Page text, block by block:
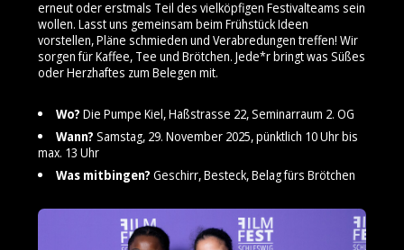
erneut oder erstmals Teil des vielköpfigen Festivalteams sein
wollen. Lasst uns gemeinsam beim Frühstück Ideen
vorstellen, Pläne schmieden und Verabredungen treffen! Wir
sorgen für Kaffee, Tee und Brötchen. Jede*r bringt was Süßes
oder Herzhaftes zum Belegen mit.
Wo? Die Pumpe Kiel, Haßstrasse 22, Seminarraum 2. OG
Wann? Samstag, 29. November 2025, pünktlich 10 Uhr bis
max. 13 Uhr
Was mitbingen? Geschirr, Besteck, Belag fürs Brötchen